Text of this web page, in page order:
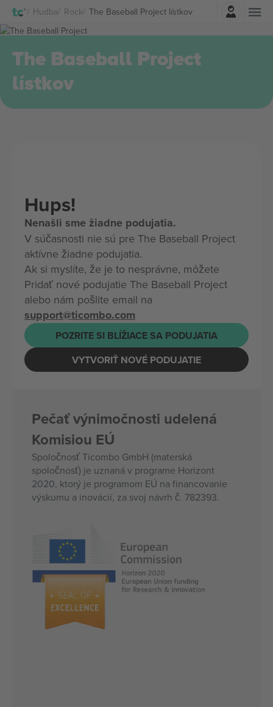
Hudba Rock The Baseball Project lístkov
Prihlásenie
The Baseball Project
lístkov
Hups!
Nenašli sme žiadne podujatia.
V súčasnosti nie sú pre The Baseball Project
aktívne žiadne podujatia.
Ak si myslíte, že je to nesprávne, môžete
Pridať nové podujatie The Baseball Project
alebo nám pošlite email na
support@ticombo.com
POZRITE SI BLÍŽIACE SA PODUJATIA
VYTVORIŤ NOVÉ PODUJATIE
Pečať výnimočnosti udelená
Komisiou EÚ
Spoločnosť Ticombo GmbH (materská
spoločnosť) je uznaná v programe Horizont
2020, ktorý je programom EÚ na financovanie
výskumu a inovácií, za svoj návrh č. 782393.